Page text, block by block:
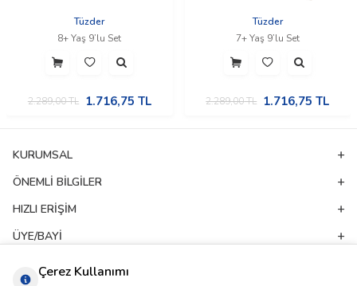
Tüzder
8+ Yaş 9’lu Set
2.289,00TL 1.716,75 TL
Tüzder
7+ Yaş 9’lu Set
2.289,00TL 1.716,75 TL
KURUMSAL
ÖNEMLI BILGILER
HIZLI ERIŞIM
ÜYE/BAYI
Çerez Kullanımı